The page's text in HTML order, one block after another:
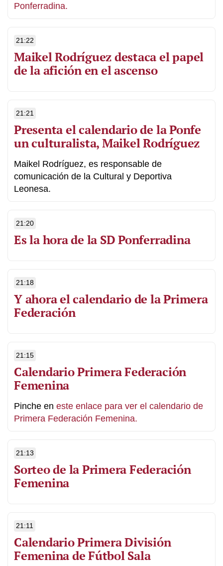
Ponferradina.
21:22
Maikel Rodríguez destaca el papel
de la afición en el ascenso
21:21
Presenta el calendario de la Ponfe
un culturalista, Maikel Rodríguez
Maikel Rodríguez, es responsable de
comunicación de la Cultural y Deportiva
Leonesa.
21:20
Es la hora de la SD Ponferradina
21:18
Y ahora el calendario de la Primera
Federación
21:15
Calendario Primera Federación
Femenina
Pinche en este enlace para ver el calendario de
Primera Federación Femenina.
21:13
Sorteo de la Primera Federación
Femenina
21:11
Calendario Primera División
Femenina de Fútbol Sala